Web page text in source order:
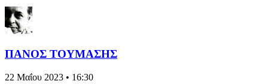
ΠΑΝΟΣ ΤΟΥΜΑΣΗΣ
22 Μαΐου 2023 • 16:30